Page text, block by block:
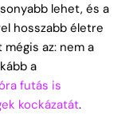
lehet, és a
hosszabb életre
az: nem a
a
futás is
kockázatát.